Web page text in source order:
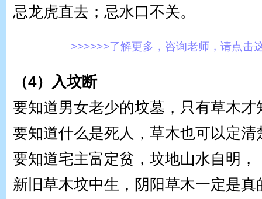
忌龙虎直去；忌水口不关。
>>>>>>了解更多，咨询老师，请点击
（4）入坟断
要知道男女老少的坟墓，只有草木才
要知道什么是死人，草木也可以定清
要知道宅主富定贫，坟地山水自明，
新旧草木坟中生，阴阳草木一定是真